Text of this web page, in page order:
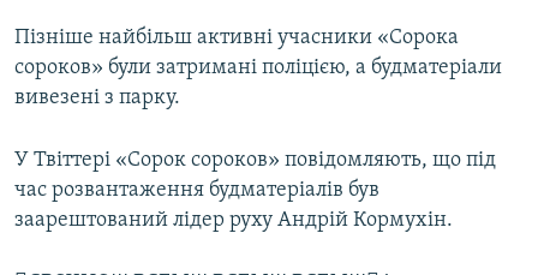
Пізніше найбільш активні учасники «Сорока
сороков» були затримані поліцією, а будматеріали
вивезені з парку.
У Твіттері «Сорок сороков» повідомляють, що під
час розвантаження будматеріалів був
заарештований лідер руху Андрій Кормухін.